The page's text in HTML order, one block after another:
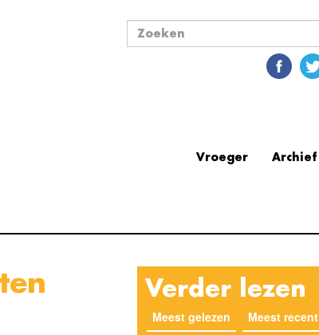
Zoekveld
Archief
Vroeger
Verder lezen
Meest gelezen (actieve tabblad)
Meest recent